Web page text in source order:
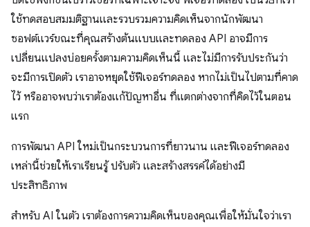
ใช้ทดสอบสมมติฐานและรวบรวมความคิดเห็นจากนักพัฒนา
ซอฟต์แวร์ขณะที่คุณสร้างต้นแบบและทดลอง API อาจมีการ
เปลี่ยนแปลงบ่อยครั้งตามความคิดเห็นนี้ และไม่มีการรับประกันว่า
จะมีการเปิดตัว เราอาจหยุดใช้ฟีเจอร์ทดลอง หากไม่เป็นไปตามที่คาด
ไว้ หรืออาจพบว่าเราต้องแก้ปัญหาอื่น ที่แตกต่างจากที่คิดไว้ในตอน
แรก
การพัฒนา API ใหม่เป็นกระบวนการที่ยาวนาน และฟีเจอร์ทดลอง
เหล่านี้ช่วยให้เราเรียนรู้ ปรับตัว และสร้างสรรค์ได้อย่างมี
ประสิทธิภาพ
สำหรับ AI ในตัว เราต้องการความคิดเห็นของคุณเพื่อให้มั่นใจว่าเรา